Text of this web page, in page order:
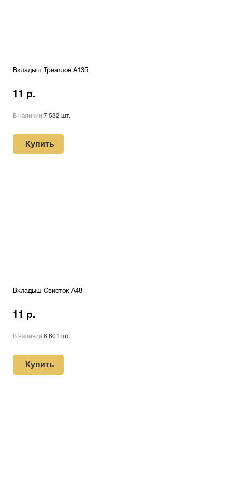
Вкладыш Триатлон A135
11 р.
В наличии:7 532 шт.
Купить
Вкладыш Свисток A48
11 р.
В наличии:6 601 шт.
Купить